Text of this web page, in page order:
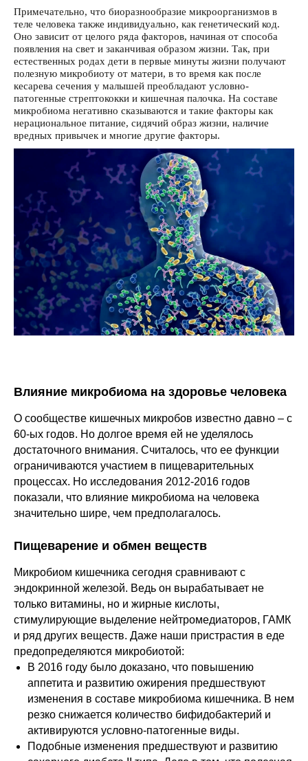
Примечательно, что биоразнообразие микроорганизмов в
теле человека также индивидуально, как генетический код.
Оно зависит от целого ряда факторов, начиная от способа
появления на свет и заканчивая образом жизни. Так, при
естественных родах дети в первые минуты жизни получают
полезную микробиоту от матери, в то время как после
кесарева сечения у малышей преобладают условно-
патогенные стрептококки и кишечная палочка. На составе
микробиома негативно сказываются и такие факторы как
нерациональное питание, сидячий образ жизни, наличие
вредных привычек и многие другие факторы.
Влияние микробиома на здоровье человека
О сообществе кишечных микробов известно давно – с
60-ых годов. Но долгое время ей не уделялось
достаточного внимания. Считалось, что ее функции
ограничиваются участием в пищеварительных
процессах. Но исследования 2012-2016 годов
показали, что влияние микробиома на человека
значительно шире, чем предполагалось.
Пищеварение и обмен веществ
Микробиом кишечника сегодня сравнивают с
эндокринной железой. Ведь он вырабатывает не
только витамины, но и жирные кислоты,
стимулирующие выделение нейтромедиаторов, ГАМК
и ряд других веществ. Даже наши пристрастия в еде
предопределяются микробиотой:
В 2016 году было доказано, что повышению
аппетита и развитию ожирения предшествуют
изменения в составе микробиома кишечника. В нем
резко снижается количество бифидобактерий и
активируются условно-патогенные виды.
Подобные изменения предшествуют и развитию